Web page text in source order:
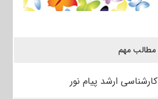
مطالب مهم
کارشناسی ارشد پیام نور